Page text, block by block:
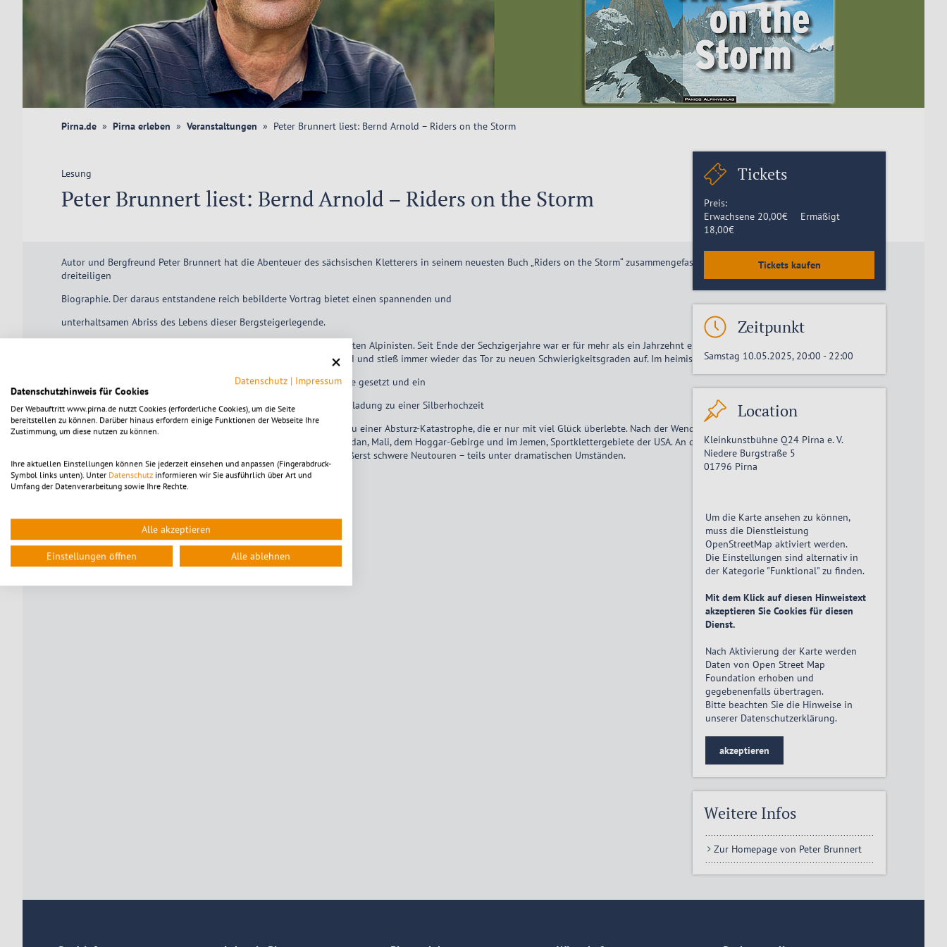
Pirna.de Pirna erleben Veranstaltungen Peter Brunnert liest: Bernd Arnold – Riders on the Storm
Lesung
Peter Brunnert liest: Bernd Arnold – Riders on the Storm
Autor und Bergfreund Peter Brunnert hat die Abenteuer des sächsischen Kletterers in seinem neuesten Buch „Riders on the Storm“ zusammengefasst. Es ist der abschließende Band einer
dreiteiligen
Biographie. Der daraus entstandene reich bebilderte Vortrag bietet einen spannenden und
unterhaltsamen Abriss des Lebens dieser Bergsteigerlegende.
Bernd Arnold hat einen festen Platz in der Hall of Fame der weltbesten Alpinisten. Seit Ende der Sechzigerjahre war er für mehr als ein Jahrzehnt einer der stärksten Felskletterer der Welt.
Bereits Ende der Sechzigerjahre erschloss er Routen im 8. UIAA-Grad und stieß immer wieder das Tor zu neuen Schwierigkeitsgraden auf. Im heimischen
Elbsandsteingebirge hat er mit über 900 Erstbegehungen Maßstäbe gesetzt und ein
bewundernswertes Lebenswerk hinterlassen. 1988 nutzte er die Einladung zu einer Silberhochzeit
für eine „Beurlaubung“ in den Westen. Im Karakorum kam es dann zu einer Absturz-Katastrophe, die er nur mit viel Glück überlebte. Nach der Wende konnte er nun endlich zu den Bergen der
Welt aufbrechen, u.a. in Patagonien, Venezuela, Madagaskar, dem Sudan, Mali, dem Hoggar-Gebirge und im Jemen, Sportklettergebiete der USA. An den fernen Kletterzielen in aller Welt war er
als Pionier am Berg ebenfalls überaus erfolgreich und erschloss äußerst schwere Neutouren – teils unter dramatischen Umständen.
Tickets
Preis:
Erwachsene 20,00€
Ermäßigt
18,00€
Tickets kaufen
Zeitpunkt
Samstag 10.05.2025, 20:00 - 22:00
Location
Kleinkunstbühne Q24 Pirna e. V.
Niedere Burgstraße 5
01796 Pirna
Um die Karte ansehen zu können,
muss die Dienstleistung
OpenStreetMapaktiviert werden.
Die Einstellungen sind alternativ in
der Kategorie "Funktional" zu finden.
Mit dem Klick auf diesen Hinweistext
akzeptieren Sie Cookies für diesen
Dienst.
Nach Aktivierung der Karte werden
Daten von Open Street Map
Foundation erhoben und
gegebenenfalls übertragen.
Bitte beachten Sie die Hinweise in
unserer Datenschutzerklärung.
akzeptieren
Weitere Infos
Zur Homepage von Peter Brunnert
Datenschutz | Impressum
Datenschutzhinweis für Cookies
Der Webauftritt www.pirna.de nutzt Cookies (erforderliche Cookies), um die Seite
bereitstellen zu können. Darüber hinaus erfordern einige Funktionen der Webseite Ihre
Zustimmung, um diese nutzen zu können.
Ihre aktuellen Einstellungen können Sie jederzeit einsehen und anpassen (Fingerabdruck-
Symbol links unten). Unter Datenschutz informieren wir Sie ausführlich über Art und
Umfang der Datenverarbeitung sowie Ihre Rechte.
Alle akzeptieren
Einstellungen öffnen Alle ablehnen